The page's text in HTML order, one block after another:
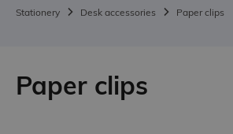
Stationery Desk accessories Paper clips
Paper clips